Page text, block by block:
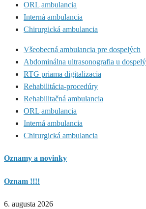
ORL ambulancia
Interná ambulancia
Chirurgická ambulancia
Všeobecná ambulancia pre dospelých
Abdominálna ultrasonografia u
RTG priama digitalizacia
Rehabilitácia-procedúry
Rehabilitačná ambulancia
ORL ambulancia
Interná ambulancia
Chirurgická ambulancia
Oznamy a novinky
Oznam !!!!
6. augusta 2026